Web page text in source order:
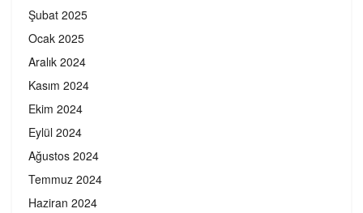
Şubat 2025
Ocak 2025
Aralık 2024
Kasım 2024
Ekim 2024
Eylül 2024
Ağustos 2024
Temmuz 2024
Haziran 2024